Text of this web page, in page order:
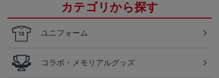
カテゴリから探す
ユニフォーム
コラボ・メモリアルグッズ